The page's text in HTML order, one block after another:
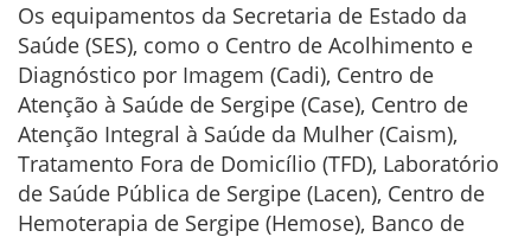
Os equipamentos da Secretaria de Estado da
Saúde (SES), como o Centro de Acolhimento e
Diagnóstico por Imagem (Cadi), Centro de
Atenção à Saúde de Sergipe (Case), Centro de
Atenção Integral à Saúde da Mulher (Caism),
Tratamento Fora de Domicílio (TFD), Laboratório
de Saúde Pública de Sergipe (Lacen), Centro de
Hemoterapia de Sergipe (Hemose), Banco de